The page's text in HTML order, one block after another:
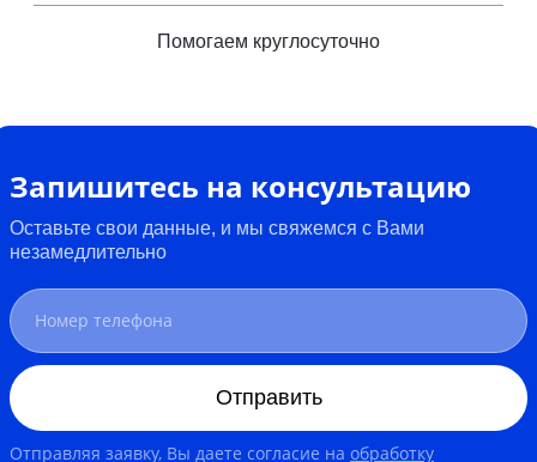
Помогаем круглосуточно
Запишитесь на консультацию
Оставьте свои данные, и мы свяжемся с Вами
незамедлительно
Отправить
Отправляя заявку, Вы даете согласие на обработку